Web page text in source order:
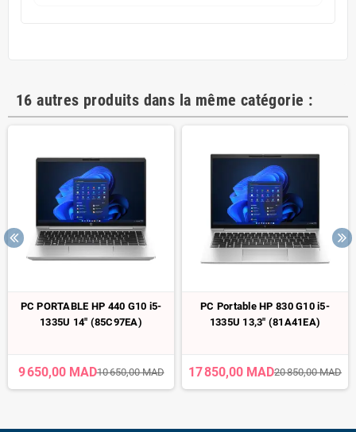
16 autres produits dans la même catégorie :
PC PORTABLE HP 440 G10 i5-
1335U 14" (85C97EA)
9 650,00 MAD10 650,00 MAD
PC Portable HP 830 G10 i5-
1335U 13,3" (81A41EA)
17 850,00 MAD20 850,00 MAD